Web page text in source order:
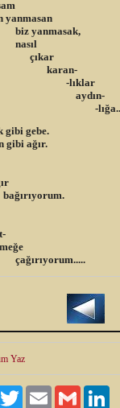
gibi gebe.
gibi ağır.
Yaz
FacebookTwitter Email Gmail